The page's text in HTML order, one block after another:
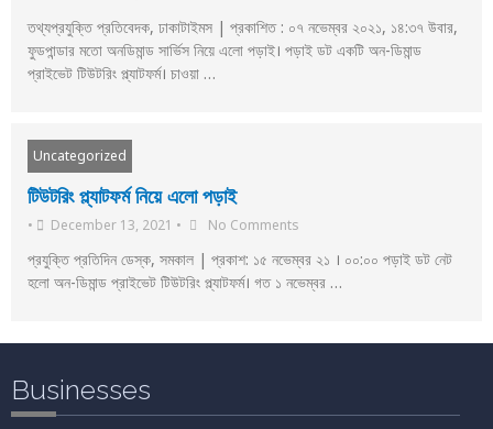
তথ্যপ্রযুক্তি প্রতিবেদক, ঢাকাটাইমস | প্রকাশিত : ০৭ নভেম্বর ২০২১, ১৪:৩৭ উবার,
ফুডপান্ডার মতো অনডিমান্ড সার্ভিস নিয়ে এলো পড়াই। পড়াই ডট একটি অন-ডিমান্ড
প্রাইভেট টিউটরিং প্ল্যাটফর্ম। চাওয়া …
Uncategorized
টিউটরিং প্ল্যাটফর্ম নিয়ে এলো পড়াই
• December 13, 2021 • No Comments
প্রযুক্তি প্রতিদিন ডেস্ক, সমকাল | প্রকাশ: ১৫ নভেম্বর ২১ । ০০:০০ পড়াই ডট নেট
হলো অন-ডিমান্ড প্রাইভেট টিউটরিং প্ল্যাটফর্ম। গত ১ নভেম্বর …
Businesses